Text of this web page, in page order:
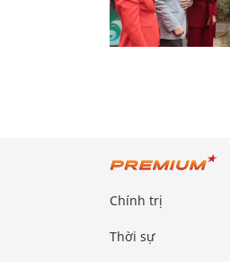
Chính trị
Thời sự